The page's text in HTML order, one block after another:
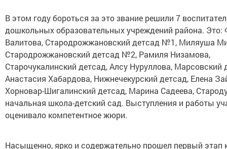
В этом году бороться за это звание решили 7
дошкольных образовательных учреждений района. Это:
Валитова, Стародрожжановский детсад №1, Миляуша
Стародрожжановский детсад №2, Рамиля Низамова,
Старочукалинский детсад, Алсу Нуруллова, Марсовский
Анастасия Хабардова, Нижнечекурский детсад, Елена
Хорновар-Шигалинский детсад, Марина Садеева,
начальная школа-детский сад. Выступления и работы
оценивало компетентное жюри.
Насыщенно, ярко и содержательно прошел первый этап